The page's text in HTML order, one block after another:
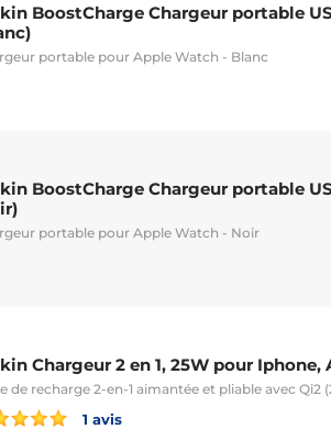
BoostCharge Chargeur portable
portable pour Apple Watch - Blanc
BoostCharge Chargeur portable
portable pour Apple Watch - Noir
Chargeur 2 en 1, 25W pour Iphone,
de recharge 2-en-1 aimantée et pliable avec Qi2
1 avis